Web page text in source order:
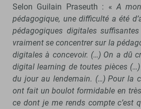
Selon Guilain Praseuth : « A
pédagogique, une difficulté a été
pédagogiques digitales
vraiment se concentrer sur la
digitales à concevoir. (…) On a dû
digital learning de toutes pièces
du jour au lendemain. (…) Pour la
ont fait un boulot formidable en
ce dont je me rends compte c’est